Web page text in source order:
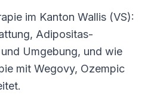
im Kanton Wallis (VS):
Adipositas-
Umgebung, und wie
mit Wegovy, Ozempic